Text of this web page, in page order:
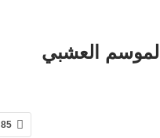
العشبي
85